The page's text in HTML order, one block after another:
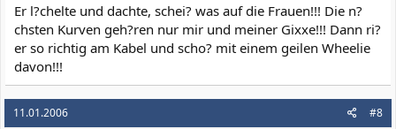
Er l?chelte und dachte, schei? was auf die Frauen!!! Die n?
chsten Kurven geh?ren nur mir und meiner Gixxe!!! Dann ri?
er so richtig am Kabel und scho? mit einem geilen Wheelie
davon!!!
11.01.2006 #8